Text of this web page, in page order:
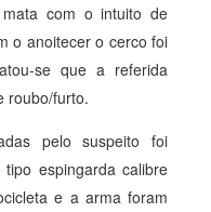
com o intuito de
o anoitecer o cerco foi
se que a referida
roubo/furto.
pelo suspeito foi
espingarda calibre
e a arma foram